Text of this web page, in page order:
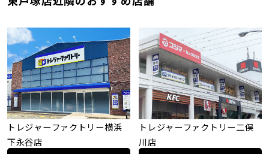
トレジャーファクトリー横浜
下永谷店
トレジャーファクトリー二俣
川店